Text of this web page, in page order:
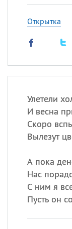
Открытка
Улетели
И весна
Скоро
Вылезут
А пока
Нас
С ним я
Пусть он